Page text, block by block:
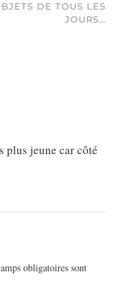
DE TOUS LES
JOURS…
plus jeune car côté
obligatoires sont